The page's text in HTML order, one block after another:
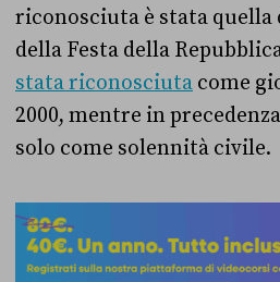
riconosciuta è stata quella
della Festa della
stata riconosciuta come
2000, mentre in
solo come solennità civile.